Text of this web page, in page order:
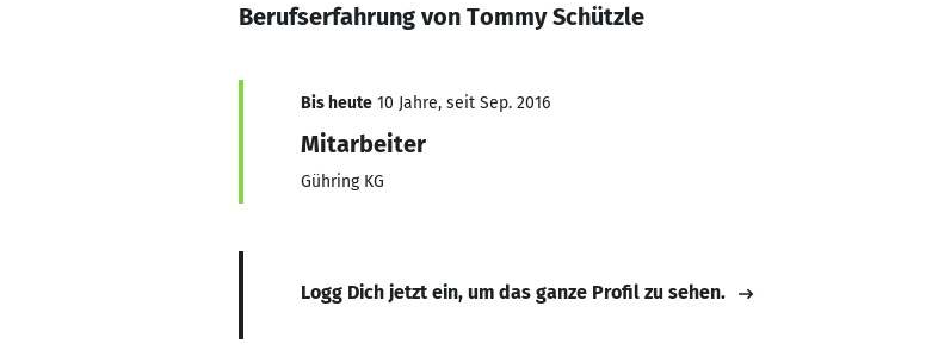
Berufserfahrung von Tommy Schützle
Bis heute 10 Jahre, seit Sep. 2016
Mitarbeiter
Gühring KG
Logg Dich jetzt ein, um das ganze Profil zu sehen.